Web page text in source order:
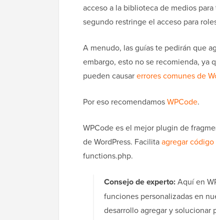
acceso a la biblioteca de medios
segundo restringe el acceso para
A menudo, las guías te pedirán que
embargo, esto no se recomienda, ya
pueden causarerrores comunes de
Por eso recomendamosWPCode.
WPCode es el mejor plugin de
de WordPress. Facilitaagregar
functions.php.
Consejo de experto:Aquí en
funciones personalizadas en
desarrollo agregar y solucionar